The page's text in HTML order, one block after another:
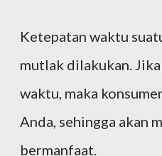
Ketepatan waktu
mutlak dilakukan.
waktu, maka
Anda, sehingga akan
bermanfaat.